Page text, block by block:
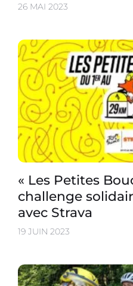
26 MAI 2023
« Les Petites
challenge
avec Strava
19 JUIN 2023